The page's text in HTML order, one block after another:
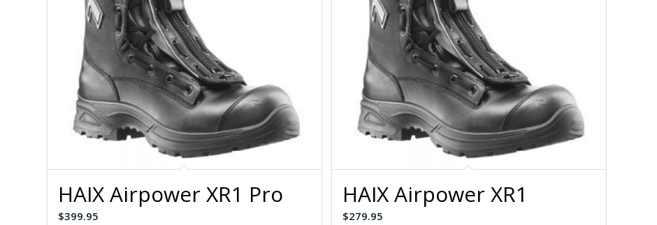
HAIX Airpower XR1 Pro
$399.95
HAIX Airpower XR1
$279.95